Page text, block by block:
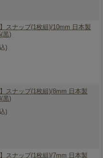
スナップ(1枚組)/10mm 日本製
黒)
)
スナップ(1枚組)/8mm 日本製
黒)
)
スナップ(1枚組)/7mm 日本製